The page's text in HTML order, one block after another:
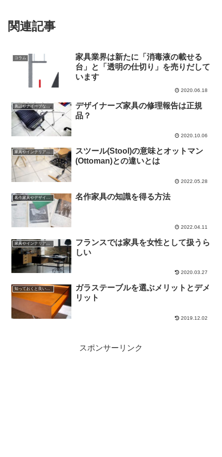
関連記事
コラム
家具業界は新たに「消毒液の載せる
台」と「透明の仕切り」を売りだして
います
2020.06.18
裏話やナイーブな話題
デザイナーズ家具の修理報告は正規
品？
2020.10.06
家具やインテリアやプロダクトの話
スツール(Stool)の意味とオットマン
(Ottoman)との違いとは
2022.05.28
名作家具やデザインの話 名作家具の知識を得る方法
2022.04.11
フランスでは家具を女性として扱うら
しい
2020.03.27
知っておくと良い知識や雑学
ガラステーブルを選ぶメリットとデメ
リット
2019.12.02
スポンサーリンク